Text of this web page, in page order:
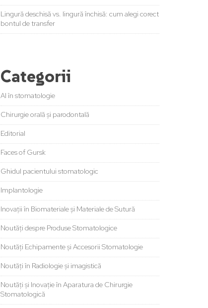
Lingură deschisă vs. lingură închisă: cum alegi corect
bontul de transfer
Categorii
AI în stomatologie
Chirurgie orală și parodontală
Editorial
Faces of Gursk
Ghidul pacientului stomatologic
Implantologie
Inovații în Biomateriale și Materiale de Sutură
Noutăți despre Produse Stomatologice
Noutăți Echipamente și Accesorii Stomatologie
Noutăți în Radiologie și imagistică
Noutăți și Inovație în Aparatura de Chirurgie
Stomatologică